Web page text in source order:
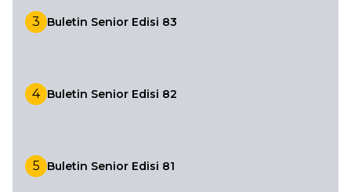
3 Buletin Senior Edisi 83
4 Buletin Senior Edisi 82
5 Buletin Senior Edisi 81